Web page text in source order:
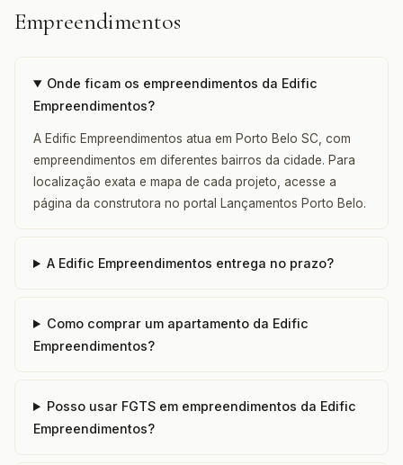
Empreendimentos
Onde ficam os empreendimentos da Edific
Empreendimentos?
A Edific Empreendimentos atua em Porto Belo SC, com
empreendimentos em diferentes bairros da cidade. Para
localização exata e mapa de cada projeto, acesse a
página da construtora no portal Lançamentos Porto Belo.
A Edific Empreendimentos entrega no prazo?
Como comprar um apartamento da Edific
Empreendimentos?
Posso usar FGTS em empreendimentos da Edific
Empreendimentos?